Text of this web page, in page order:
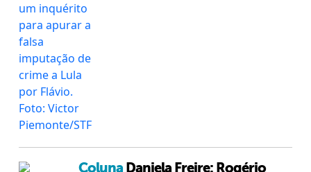
Coluna Daniela Freire: Rogério